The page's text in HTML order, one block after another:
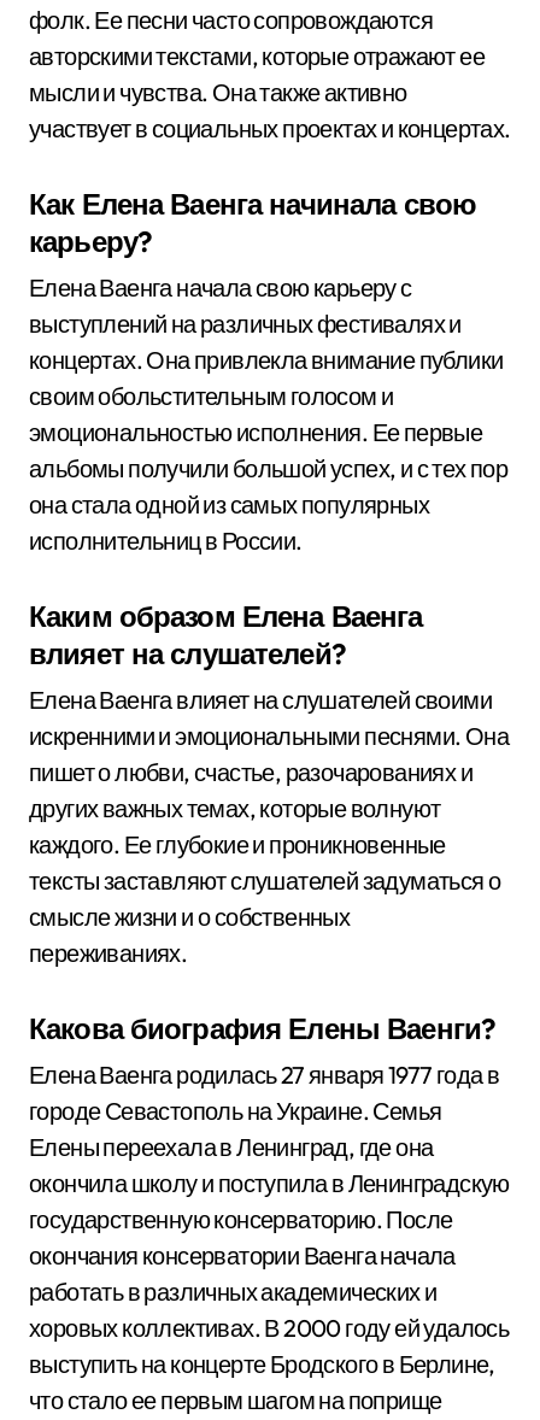
фолк. Ее песни часто сопровождаются
авторскими текстами, которые отражают ее
мысли и чувства. Она также активно
участвует в социальных проектах и концертах.
Как Елена Ваенга начинала свою
карьеру?
Елена Ваенга начала свою карьеру с
выступлений на различных фестивалях и
концертах. Она привлекла внимание публики
своим обольстительным голосом и
эмоциональностью исполнения. Ее первые
альбомы получили большой успех, и с тех пор
она стала одной из самых популярных
исполнительниц в России.
Каким образом Елена Ваенга
влияет на слушателей?
Елена Ваенга влияет на слушателей своими
искренними и эмоциональными песнями. Она
пишет о любви, счастье, разочарованиях и
других важных темах, которые волнуют
каждого. Ее глубокие и проникновенные
тексты заставляют слушателей задуматься о
смысле жизни и о собственных
переживаниях.
Какова биография Елены Ваенги?
Елена Ваенга родилась 27 января 1977 года в
городе Севастополь на Украине. Семья
Елены переехала в Ленинград, где она
окончила школу и поступила в Ленинградскую
государственную консерваторию. После
окончания консерватории Ваенга начала
работать в различных академических и
хоровых коллективах. В 2000 году ей удалось
выступить на концерте Бродского в Берлине,
что стало ее первым шагом на поприще